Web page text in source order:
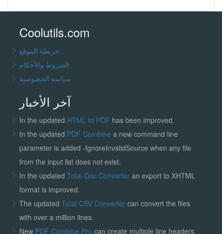
Coolutils.com
خريطة الموقع
الشروط والأحكام
سياسة الخصوصية
آخر الأخبار
In the updated HTML to PDF has been improved.
In the updated PDF Combine a new command line
parameter is added -IgnoreInvalidSource when any file
from the input list does not exist.
In the updated Total Doc Converter an export to XHTML
format is improved.
The updated Total CSV Convertercan convert the files
with over a million lines.
New PDF Combine Pro can create multiple line headers